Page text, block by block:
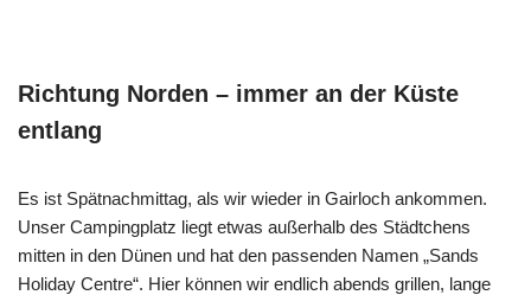
Richtung Norden – immer an der Küste
entlang
Es ist Spätnachmittag, als wir wieder in Gairloch ankommen.
Unser Campingplatz liegt etwas außerhalb des Städtchens
mitten in den Dünen und hat den passenden Namen „Sands
Holiday Centre“. Hier können wir endlich abends grillen, lange